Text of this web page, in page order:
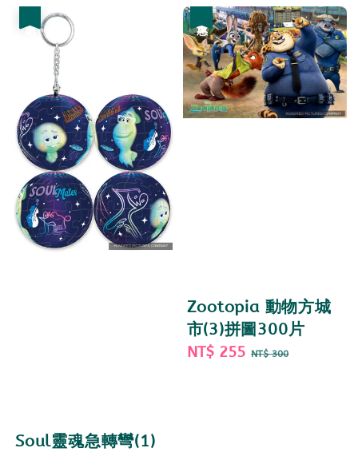
Soul靈魂急轉彎(1)
Zootopia 動物方城
市(3)拼圖300片
Sale
NT$ 255 Regular
NT$ 300